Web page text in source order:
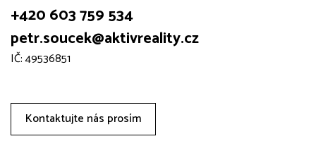
+420 603 759 534
petr.soucek@aktivreality.cz
IČ: 49536851
Kontaktujte nás prosím